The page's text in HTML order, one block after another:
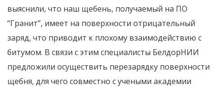
выяснили, что наш щебень, получаемый на ПО
“Гранит”, имеет на поверхности отрицательный
заряд, что приводит к плохому взаимодействию с
битумом. В связи с этим специалисты БелдорНИИ
предложили осуществить перезарядку поверхности
щебня, для чего совместно с учеными академии